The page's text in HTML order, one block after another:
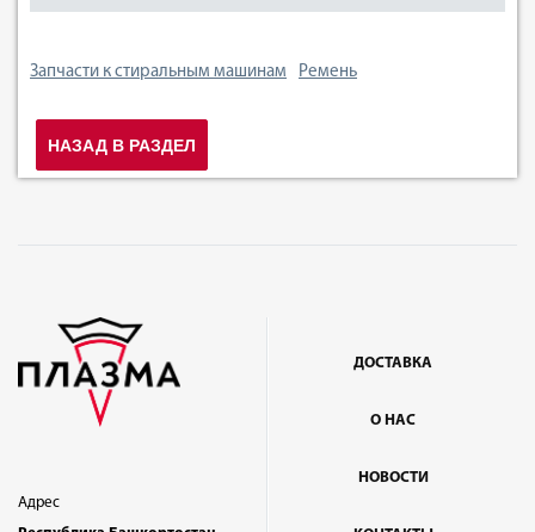
Запчасти к стиральным машинам Ремень
НАЗАД В РАЗДЕЛ
Адрес
ДОСТАВКА
О НАС
НОВОСТИ